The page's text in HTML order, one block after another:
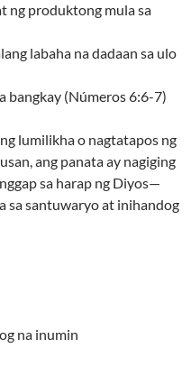
ng produktong mula sa
labaha na dadaan sa ulo
bangkay (Números 6:6-7)
lumilikha o nagtatapos ng
ang panata ay nagiging
sa harap ng Diyos—
sa santuwaryo at inihandog
na inumin